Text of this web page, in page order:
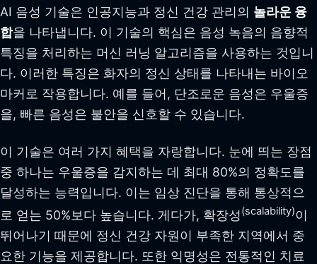
AI 음성 기술은 인공지능과 정신 건강 관리의 놀라운 융
합을 나타냅니다. 이 기술의 핵심은 음성 녹음의 음향적
특징을 처리하는 머신 러닝 알고리즘을 사용하는 것입니
다. 이러한 특징은 화자의 정신 상태를 나타내는 바이오
마커로 작용합니다. 예를 들어, 단조로운 음성은 우울증
을, 빠른 음성은 불안을 신호할 수 있습니다.
이 기술은 여러 가지 혜택을 자랑합니다. 눈에 띄는 장점
중 하나는 우울증을 감지하는 데 최대 80%의 정확도를
달성하는 능력입니다. 이는 임상 진단을 통해 통상적으
로 얻는 50%보다 높습니다. 게다가, 확장성(scalability)이
뛰어나기 때문에 정신 건강 자원이 부족한 지역에서 중
요한 기능을 제공합니다. 또한 익명성은 전통적인 치료